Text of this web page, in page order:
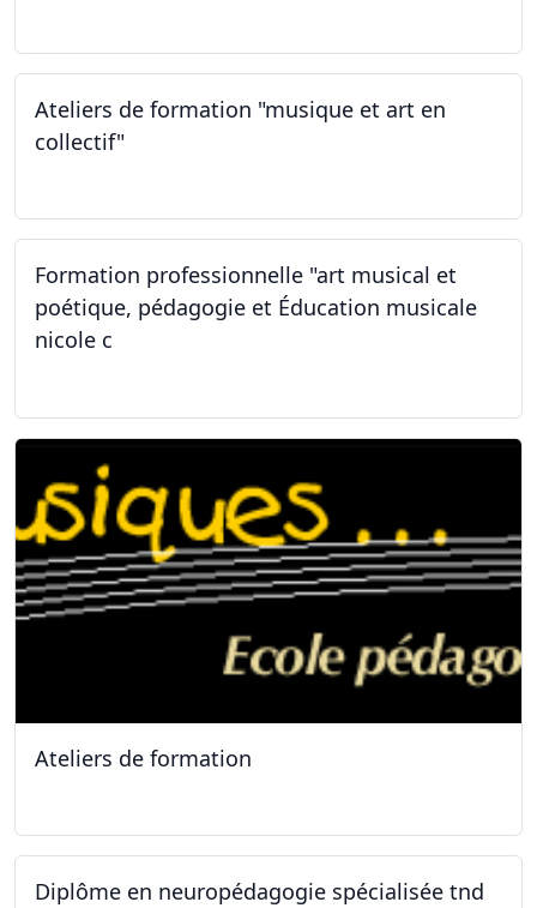
Ateliers de formation "musique et art en
collectif"
Formation professionnelle "art musical et
poétique, pédagogie et Éducation musicale
nicole c
Ateliers de formation
Diplôme en neuropédagogie spécialisée tnd